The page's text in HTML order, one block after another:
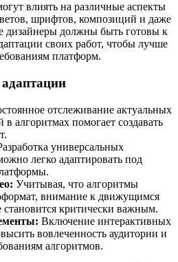
влиять на различные аспекты
шрифтов, композиций и даже
дизайнеры должны быть готовы к
своих работ, чтобы лучше
платформ.
отслеживание актуальных
алгоритмах помогает создавать
универсальных
легко адаптировать под
Учитывая, что алгоритмы
внимание к движущимся
становится критически важным.
Включение интерактивных
вовлеченность аудитории и
алгоритмов.